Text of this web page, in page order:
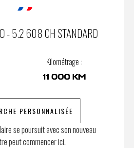
- 5.2 608 CH STANDARD
Kilométrage :
11 000 KM
PERSONNALISÉE
se poursuit avec son nouveau
peut commencer ici.